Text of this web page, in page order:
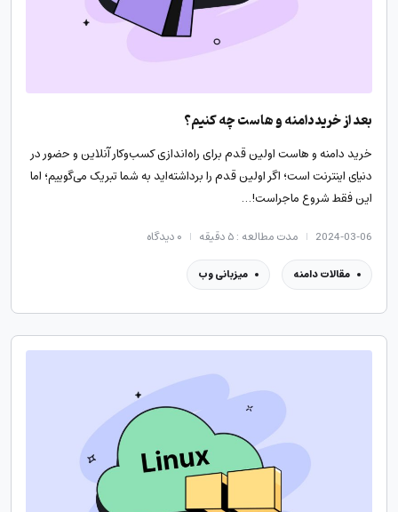
بعد از خرید دامنه و هاست چه کنیم؟
خرید دامنه و هاست اولین قدم برای راه‌اندازی کسب‌وکار آنلاین و حضور در
دنیای اینترنت است؛ اگر اولین قدم را برداشته‌اید به شما تبریک می‌گوییم؛ اما
این فقط شروع ماجراست! …
2024-03-06 مدت مطالعه : ۵ دقیقه ۰دیدگاه
مقالات دامنه میزبانی وب